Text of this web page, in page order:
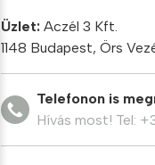
gyűrű
mennyiség
Üzlet: Aczél 3 Kft.
1148 Budapest, Örs
Telefonon is
Hívás most! Tel: